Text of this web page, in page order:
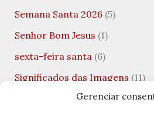
Gerenciar
Semana Santa 2026(5)
Senhor Bom Jesus (1)
sexta-feira santa(6)
Significados das Imagens (11)
Significados das Orações(1)